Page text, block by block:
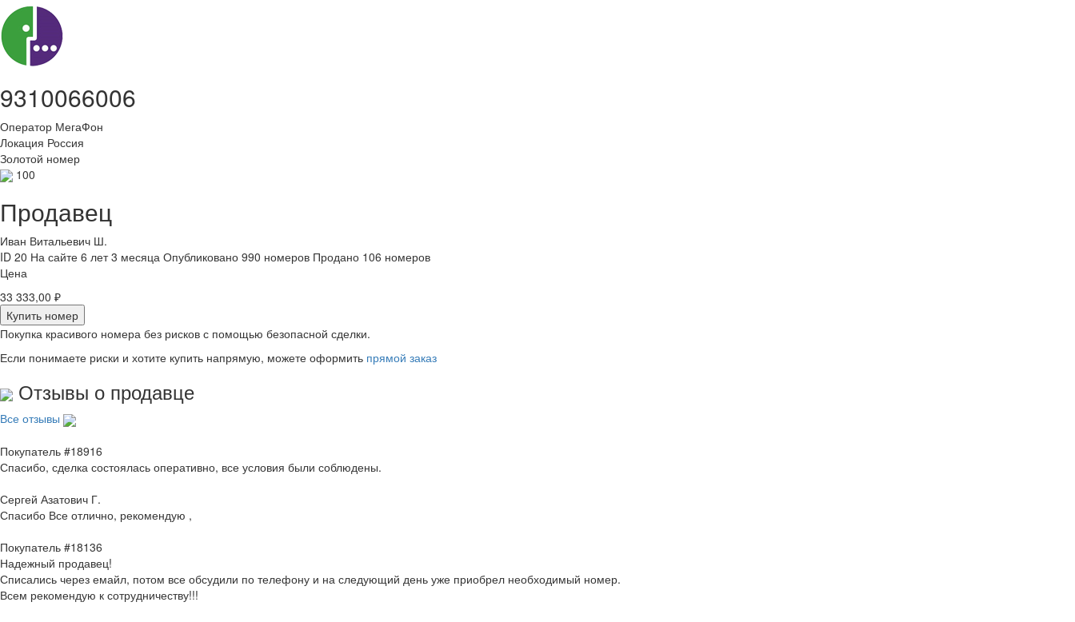
9310066006
Оператор МегаФон
Локация Россия
Золотой номер
100
Продавец
Иван Витальевич Ш.
ID 20 На сайте 6 лет 3 месяца Опубликовано 990 номеров Продано 106 номеров
Цена
33 333,00 ₽
Купить номер
Покупка красивого номера без рисков с помощью безопасной сделки.
Если понимаете риски и хотите купить напрямую, можете оформить прямой заказ
Отзывы о продавце
Все отзывы
Покупатель #18916
Спасибо, сделка состоялась оперативно, все условия были соблюдены.
Сергей Азатович Г.
Спасибо Все отлично, рекомендую ,
Покупатель #18136
Надежный продавец!
Списались через емайл, потом все обсудили по телефону и на следующий день уже приобрел необходимый номер.
Всем рекомендую к сотрудничеству!!!